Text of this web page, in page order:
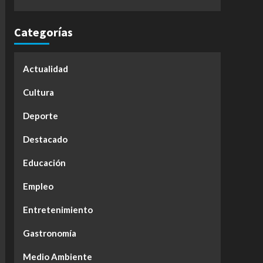
Categorías
Actualidad
Cultura
Deporte
Destacado
Educación
Empleo
Entretenimiento
Gastronomía
Medio Ambiente